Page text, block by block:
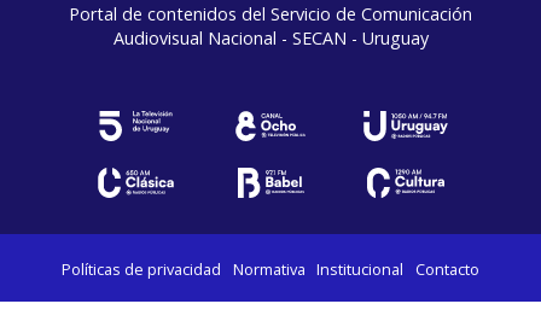
Portal de contenidos del Servicio de Comunicación
Audiovisual Nacional - SECAN - Uruguay
Políticas de privacidad Normativa Institucional Contacto